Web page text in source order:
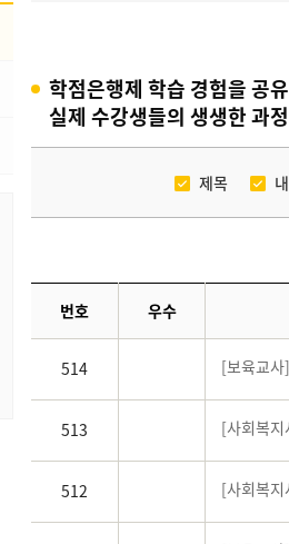
학점은행제 학습 경험을 공
실제 수강생들의 생생한 과
제목
번호 우수
514 [보육교
513 [사회복
512 [사회복지